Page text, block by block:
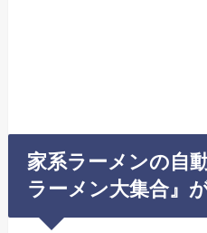
家系ラーメンの自
ラーメン大集合』